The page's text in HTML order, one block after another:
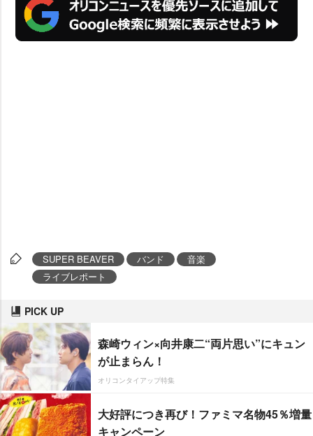
SUPER BEAVER バンド
音楽
ライブレポート
PICK UP
森崎ウィン×向井康二“両片思い”にキュン
が止まらん！
オリコンタイアップ特集
大好評につき再び！ファミマ名物45％増量
キャンペーン